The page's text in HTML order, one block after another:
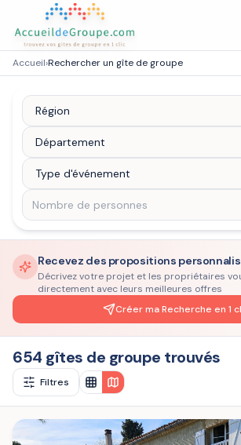
Accueil›Rechercher un gîte de groupe
Recevez des propositions
Décrivez votre projet et les propriétaires
directement avec leurs meilleures offres
Créer ma Recherche en 1
654 gîtes de groupe trouvés
Filtres